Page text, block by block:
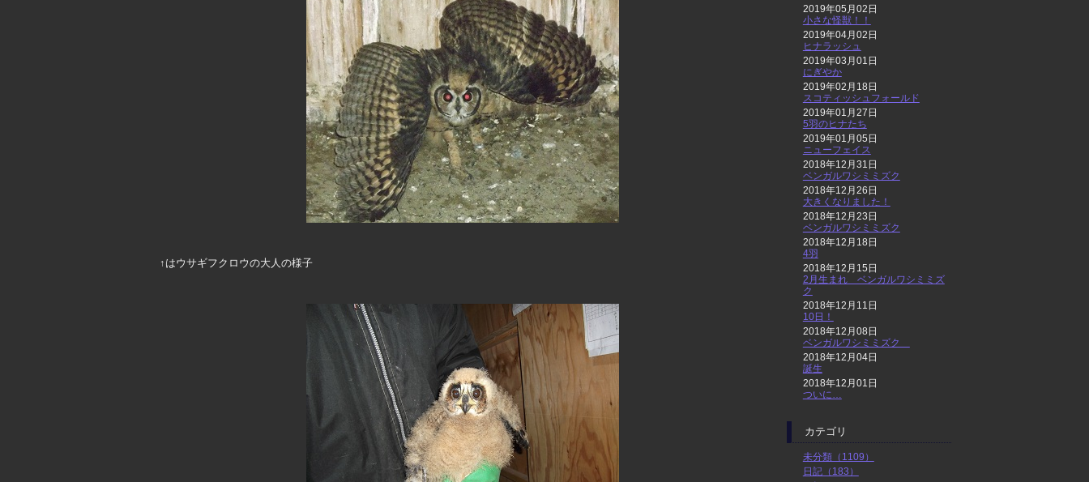
↑はウサギフクロウの大人の様子
2019年05月02日
小さな怪獣！！
2019年04月02日
ヒナラッシュ
2019年03月01日
にぎやか
2019年02月18日
スコティッシュフォールド
2019年01月27日
5羽のヒナたち
2019年01月05日
ニューフェイス
2018年12月31日
ベンガルワシミミズク
2018年12月26日
大きくなりました！
2018年12月23日
ベンガルワシミミズク
2018年12月18日
4羽
2018年12月15日
2月生まれ ベンガルワシミミズ
ク
2018年12月11日
10日！
2018年12月08日
ベンガルワシミミズク
2018年12月04日
誕生
2018年12月01日
ついに…
カテゴリ
未分類（1109）
日記（183）